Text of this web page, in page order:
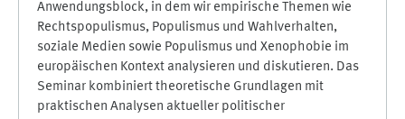
Anwendungsblock, in dem wir empirische Themen wie
Rechtspopulismus, Populismus und Wahlverhalten,
soziale Medien sowie Populismus und Xenophobie im
europäischen Kontext analysieren und diskutieren. Das
Seminar kombiniert theoretische Grundlagen mit
praktischen Analysen aktueller politischer